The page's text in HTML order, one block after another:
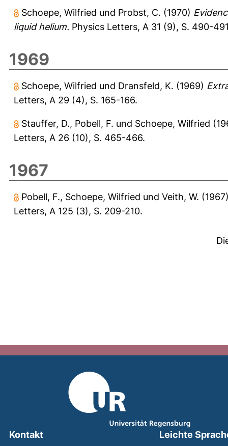
Schoepe, Wilfried und Probst, C. (1970)
liquid helium. Physics Letters, A 31 (9), S. 490-
1969
Schoepe, Wilfried und Dransfeld, K. (1969)
Letters, A 29 (4), S. 165-166.
Stauffer, D., Pobell, F. und Schoepe, Wilfried
Letters, A 26 (10), S. 465-466.
1967
Pobell, F., Schoepe, Wilfried und Veith, W.
Letters, A 125 (3), S. 209-210.
Kontakt
Leichte